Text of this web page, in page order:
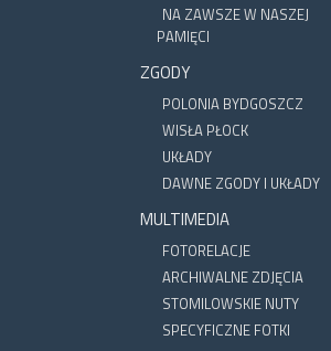
NA ZAWSZE W NASZEJ
PAMIĘCI
ZGODY
POLONIA BYDGOSZCZ
WISŁA PŁOCK
UKŁADY
DAWNE ZGODY I UKŁADY
MULTIMEDIA
FOTORELACJE
ARCHIWALNE ZDJĘCIA
STOMILOWSKIE NUTY
SPECYFICZNE FOTKI